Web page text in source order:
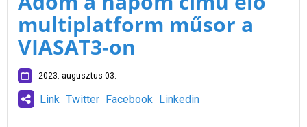
multiplatform műsor a
VIASAT3-on
2023. augusztus 03.
Link Twitter Facebook Linkedin